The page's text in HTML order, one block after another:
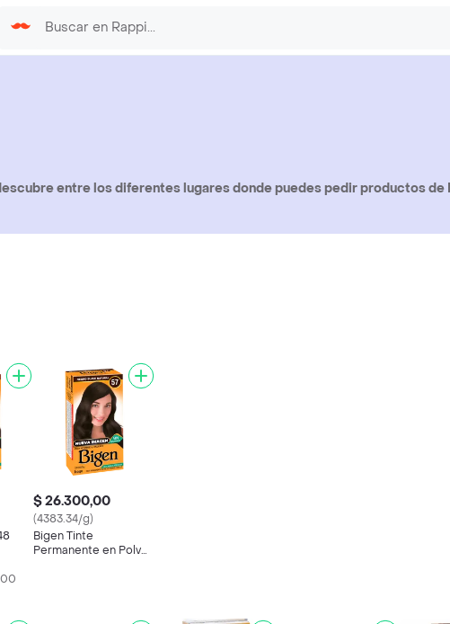
entre los diferentes lugares donde puedes pedir productos de
$ 26.300,00
(4383.34/g)
Bigen Tinte
Permanente en Polvo